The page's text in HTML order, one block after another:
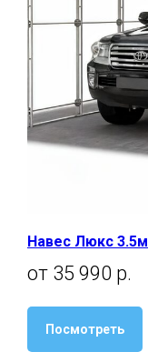
Навес Люкс 3.5м
от 35 990 р.
Посмотреть